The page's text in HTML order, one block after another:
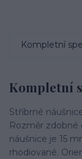
Kompletní
Kompletní
Stříbrné
Rozměr zdobné
náušnice je 15
rhodiované.